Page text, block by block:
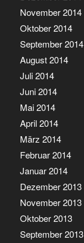
November 2014
Oktober 2014
September 2014
August 2014
Juli 2014
Juni 2014
Mai 2014
April 2014
März 2014
Februar 2014
Januar 2014
Dezember 2013
November 2013
Oktober 2013
September 2013